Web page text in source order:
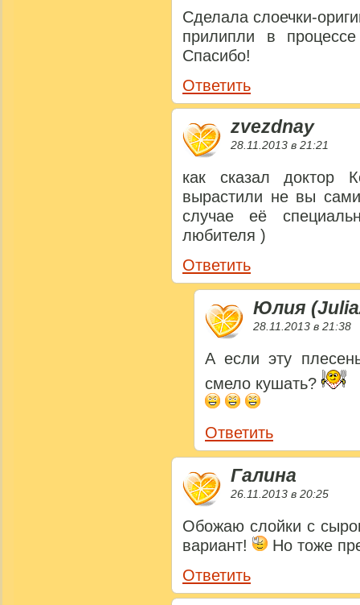
Сделала слоечки-
прилипли в
Спасибо!
Ответить
zvezdnay
28.11.2013 в 21:21
как сказал доктор
вырастили не вы
случае её
любителя )
Ответить
Юлия
28.11.2013 в 21:38
А если эту
смело кушать?
Ответить
Галина
26.11.2013 в 20:25
Обожаю слойки с
вариант!
Но тоже
Ответить